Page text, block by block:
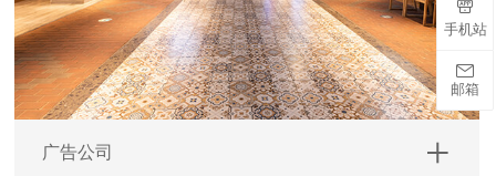
广告公司

手机站

邮箱